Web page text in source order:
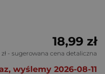
18,99 zł
- sugerowana cena detaliczna
wyślemy 2026-08-11